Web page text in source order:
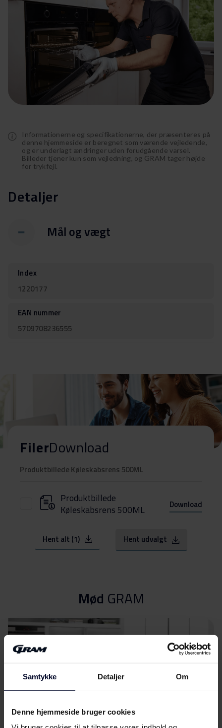
Samtykke Detaljer Om
Denne hjemmeside bruger cookies
Informationerne og specifikationerne, der præsenteres på
denne hjemmeside er beregnet som værende vejledende,
og er underlagt ændringer uden forudgående varsel.
Billeder tjener kun som vejledning, og GRAM tager højde
for trykfejl.
Detaljer
Mål og vægt
Index
1220177
EAN nummer
5709708236555
FilerDownload
Produktbillede Køleskabsrens 500ML
Produktbillede
Køleskabsrens 500ML
Download
Hent alt (1) Hent udvalgt
Mød GRAM